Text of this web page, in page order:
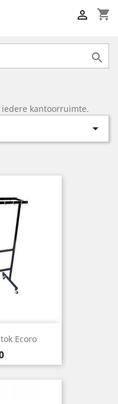
shopping_cart


kantoorruimte.

Ecoro